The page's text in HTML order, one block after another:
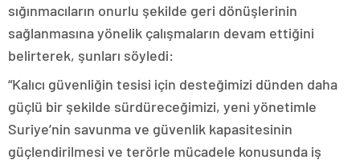
sığınmacıların onurlu şekilde geri dönüşlerinin
sağlanmasına yönelik çalışmaların devam ettiğini
belirterek, şunları söyledi:
“Kalıcı güvenliğin tesisi için desteğimizi dünden daha
güçlü bir şekilde sürdüreceğimizi, yeni yönetimle
Suriye’nin savunma ve güvenlik kapasitesinin
güçlendirilmesi ve terörle mücadele konusunda iş